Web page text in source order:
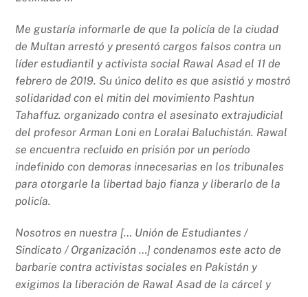
Me gustaría informarle de que la policía de la ciudad
de Multan arrestó y presentó cargos falsos contra un
líder estudiantil y activista social Rawal Asad el 11 de
febrero de 2019. Su único delito es que asistió y mostró
solidaridad con el mitin del movimiento Pashtun
Tahaffuz. organizado contra el asesinato extrajudicial
del profesor Arman Loni en Loralai Baluchistán. Rawal
se encuentra recluido en prisión por un período
indefinido con demoras innecesarias en los tribunales
para otorgarle la libertad bajo fianza y liberarlo de la
policía.
Nosotros en nuestra [… Unión de Estudiantes /
Sindicato / Organización …] condenamos este acto de
barbarie contra activistas sociales en Pakistán y
exigimos la liberación de Rawal Asad de la cárcel y